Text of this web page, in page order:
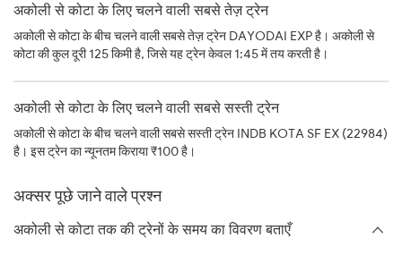
अकोली से कोटा के लिए चलने वाली सबसे तेज़ ट्रेन
अकोली से कोटा के बीच चलने वाली सबसे तेज़ ट्रेन DAYODAI EXP है। अकोली से
कोटा की कुल दूरी 125 किमी है, जिसे यह ट्रेन केवल 1:45 में तय करती है।
अकोली से कोटा के लिए चलने वाली सबसे सस्ती ट्रेन
अकोली से कोटा के बीच चलने वाली सबसे सस्ती ट्रेन INDB KOTA SF EX (22984)
है। इस ट्रेन का न्यूनतम किराया ₹100 है।
अक्सर पूछे जाने वाले प्रश्न
अकोली से कोटा तक की ट्रेनों के समय का विवरण बताएँ